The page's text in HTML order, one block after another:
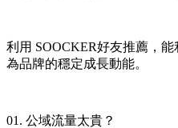
利用 SOOCKER好友推薦，
為品牌的穩定成長動能。
01. 公域流量太貴？